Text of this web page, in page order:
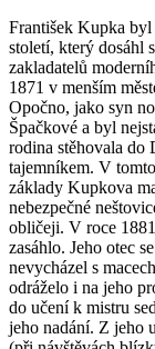
František Kupka
století, který dosáhl
zakladatelů
1871 v menším
Opočno, jako syn
Špačkové a byl
rodina stěhovala do
tajemníkem. V
základy Kupkova
nebezpečné
obličeji. V roce
zasáhlo. Jeho otec
nevycházel s
odráželo i na jeho
do učení k mistru
jeho nadání. Z jeho